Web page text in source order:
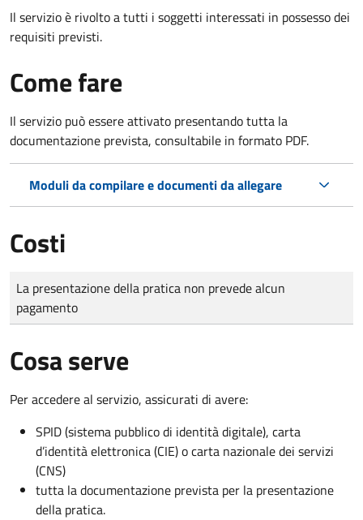
Il servizio è rivolto a tutti i soggetti interessati in possesso dei
requisiti previsti.
Come fare
Il servizio può essere attivato presentando tutta la
documentazione prevista, consultabile in formato PDF.
Moduli da compilare e documenti da allegare
Costi
Tipo di pagamento
Importo
La presentazione della pratica non prevede alcun
pagamento
Cosa serve
Per accedere al servizio, assicurati di avere:
SPID (sistema pubblico di identità digitale), carta
d’identità elettronica (CIE) o carta nazionale dei servizi
(CNS)
tutta la documentazione prevista per la presentazione
della pratica.